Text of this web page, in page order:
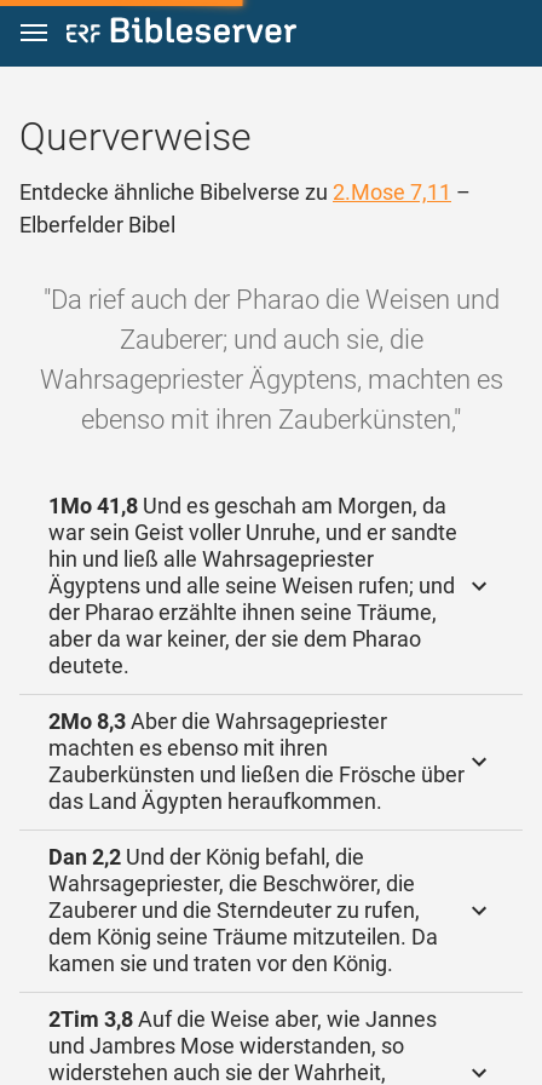
Zum Inhalt springen
Querverweise
Entdecke ähnliche Bibelverse zu 2.Mose 7,11 –
Elberfelder Bibel
"Da rief auch der Pharao die Weisen und
Zauberer; und auch sie, die
Wahrsagepriester Ägyptens, machten es
ebenso mit ihren Zauberkünsten,"
1Mo 41,8 Und es geschah am Morgen, da
war sein Geist voller Unruhe, und er sandte
hin und ließ alle Wahrsagepriester
Ägyptens und alle seine Weisen rufen; und
der Pharao erzählte ihnen seine Träume,
aber da war keiner, der sie dem Pharao
deutete.
2Mo 8,3Aber die Wahrsagepriester
machten es ebenso mit ihren
Zauberkünsten und ließen die Frösche über
das Land Ägypten heraufkommen.
Dan 2,2 Und der König befahl, die
Wahrsagepriester, die Beschwörer, die
Zauberer und die Sterndeuter zu rufen,
dem König seine Träume mitzuteilen. Da
kamen sie und traten vor den König.
2Tim 3,8Auf die Weise aber, wie Jannes
und Jambres Mose widerstanden, so
widerstehen auch sie der Wahrheit,